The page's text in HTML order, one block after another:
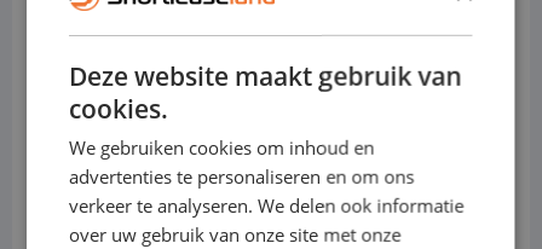
ruime indeling biedt hij veel comfort,
terwijl hij op de snelweg stabiel en
rustig blijft rijden.
Deze website maakt gebruik van
cookies.
We gebruiken cookies om inhoud en
advertenties te personaliseren en om ons
verkeer te analyseren. We delen ook informatie
over uw gebruik van onze site met onze